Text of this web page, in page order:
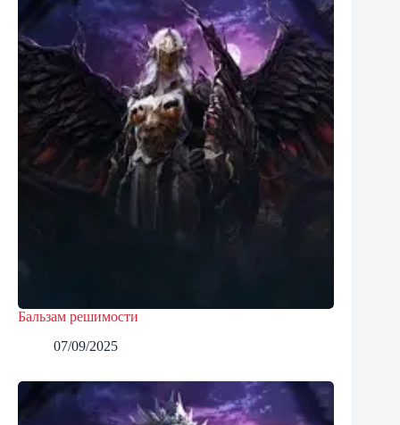
Бальзам решимости
07/09/2025